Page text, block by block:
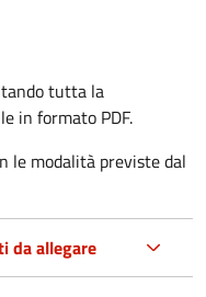
tutta la
in formato PDF.
le modalità previste dal
da allegare